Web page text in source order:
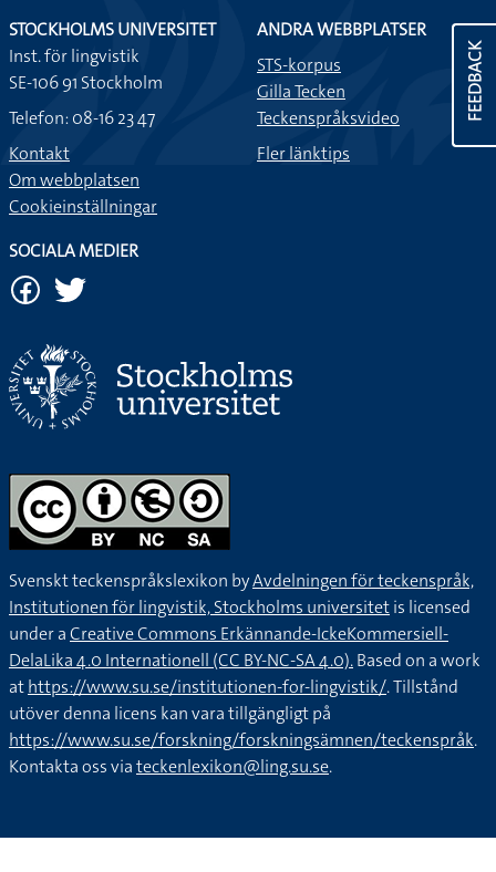
FEEDBACK
STOCKHOLMS UNIVERSITET
Inst. för lingvistik
SE-106 91 Stockholm
Telefon: 08-16 23 47
Kontakt
Om webbplatsen
Cookieinställningar
ANDRA WEBBPLATSER
STS-korpus
Gilla Tecken
Teckenspråksvideo
Fler länktips
SOCIALA MEDIER
Svenskt teckenspråkslexikon byAvdelningen för teckenspråk,
Institutionen för lingvistik, Stockholms universitetis licensed
under aCreative Commons Erkännande-IckeKommersiell-
DelaLika 4.0 Internationell (CC BY-NC-SA 4.0).Based on a work
athttps://www.su.se/institutionen-for-lingvistik/. Tillstånd
utöver denna licens kan vara tillgängligt på
https://www.su.se/forskning/forskningsämnen/teckenspråk.
Kontakta oss viateckenlexikon@ling.su.se.